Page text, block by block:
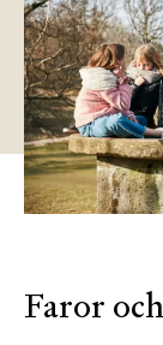
Faror